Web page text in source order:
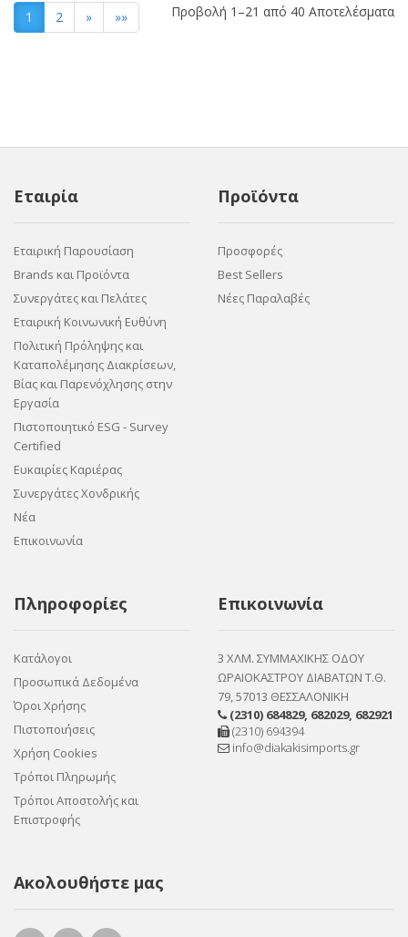
1 2 » »» Προβολή 1–21 από 40 Αποτελέσματα
Εταιρία
Εταιρική Παρουσίαση
Brands και Προϊόντα
Συνεργάτες και Πελάτες
Εταιρική Κοινωνική Ευθύνη
Πολιτική Πρόληψης και
Καταπολέμησης Διακρίσεων,
Βίας και Παρενόχλησης στην
Εργασία
Πιστοποιητικό ESG - Survey
Certified
Ευκαιρίες Καριέρας
Συνεργάτες Χονδρικής
Νέα
Επικοινωνία
Προϊόντα
Προσφορές
Best Sellers
Νέες Παραλαβές
Πληροφορίες
Κατάλογοι
Προσωπικά Δεδομένα
Όροι Χρήσης
Πιστοποιήσεις
Χρήση Cookies
Τρόποι Πληρωμής
Τρόποι Αποστολής και
Επιστροφής
Επικοινωνία
3 ΧΛΜ. ΣΥΜΜΑΧΙΚΗΣ ΟΔΟΥ
ΩΡΑΙΟΚΑΣΤΡΟΥ ΔΙΑΒΑΤΩΝ Τ.Θ.
79, 57013 ΘΕΣΣΑΛΟΝΙΚΗ
(2310) 684829, 682029, 682921
(2310) 694394
info@diakakisimports.gr
Ακολουθήστε μας